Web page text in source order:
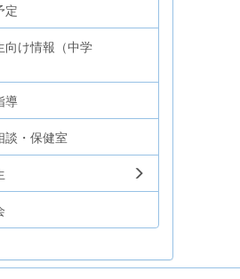
定
向け情報（中学
導
談・保健室